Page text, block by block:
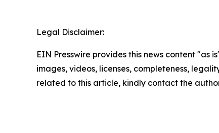
Legal Disclaimer:
EIN Presswire provides this news content
images, videos, licenses, completeness,
related to this article, kindly contact the